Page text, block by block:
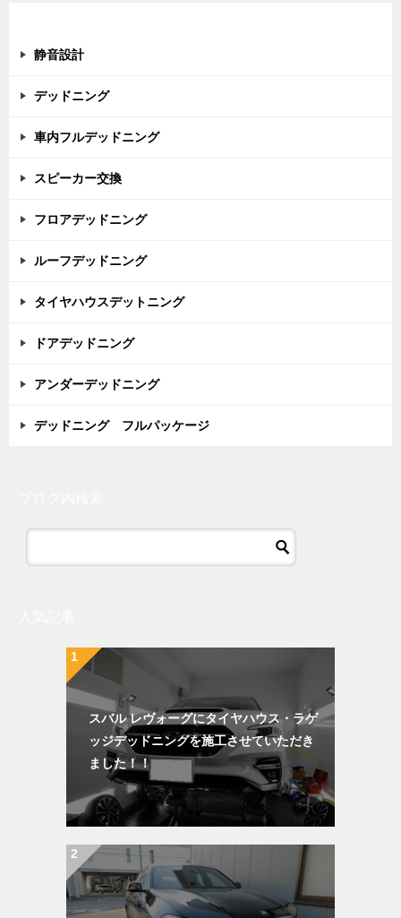
静音設計
デッドニング
車内フルデッドニング
スピーカー交換
フロアデッドニング
ルーフデッドニング
タイヤハウスデットニング
ドアデッドニング
アンダーデッドニング
デッドニング フルパッケージ
スバル レヴォーグにタイヤハウス・ラゲ
ッジデッドニングを施工させていただき
ました！！